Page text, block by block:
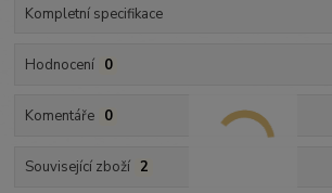
Kompletní specifikace
Hodnocení 0
Komentáře 0
Související zboží 2